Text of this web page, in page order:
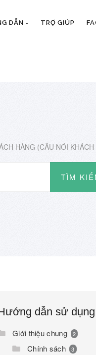
DẪN TRỢ GIÚP
HÀNG (CÂU NÓI KHÁCH
dẫn sử dụng
Giới thiệu chung 2
Chính sách 3